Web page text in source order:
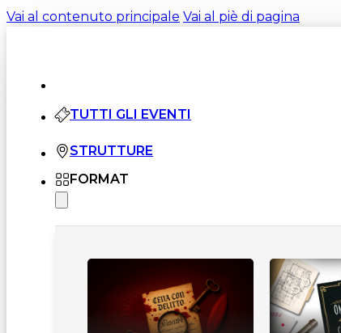
Vai al contenuto principale Vai al piè di pagina
TUTTI GLI EVENTI
STRUTTURE
FORMAT